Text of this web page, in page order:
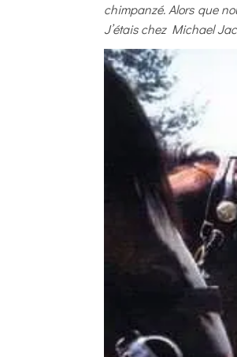
chimpanzé. Alors que
J’étais chez Michael